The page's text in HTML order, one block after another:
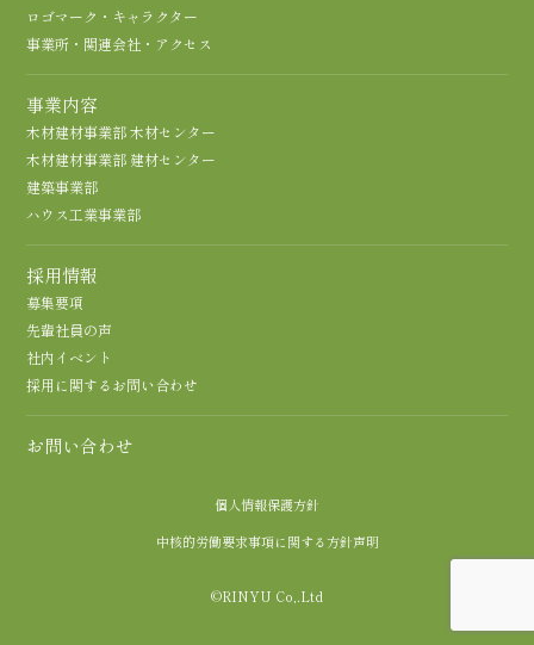
ロゴマーク・キャラクター
事業所・関連会社・アクセス
事業内容
木材建材事業部 木材センター
木材建材事業部 建材センター
建築事業部
ハウス工業事業部
採用情報
募集要項
先輩社員の声
社内イベント
採用に関するお問い合わせ
お問い合わせ
個人情報保護方針
中核的労働要求事項に関する方針声明
©RINYU Co,.Ltd